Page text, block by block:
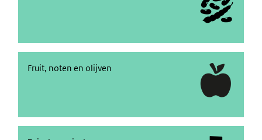
Fruit, noten en olijven
Fruit, noten en olijven